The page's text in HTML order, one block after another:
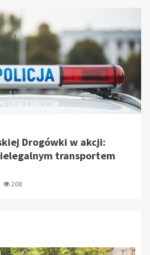
Drogówki w akcji:
transportem
208